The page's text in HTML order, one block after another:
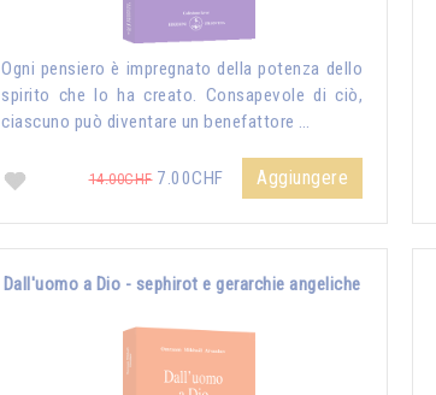
Ogni pensiero è impregnato della potenza dello
spirito che lo ha creato. Consapevole di ciò,
ciascuno può diventare un benefattore …
14.00CHF7.00CHF Aggiungere
Dall'uomo a Dio - sephirot e gerarchie angeliche